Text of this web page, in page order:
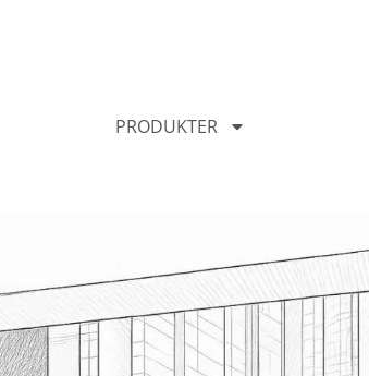
PRODUKTER​